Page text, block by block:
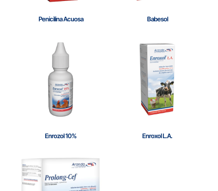
Penicilina Acuosa Babesol
Enrozol 10% Enroxol L.A.